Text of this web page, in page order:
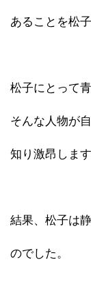
あることを松
松子にとって
そんな人物が
知り激昂します
結果、松子は
のでした。